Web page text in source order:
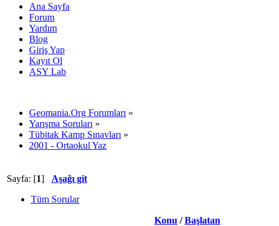
Ana Sayfa
Forum
Yardım
Blog
Giriş Yap
Kayıt Ol
ASY Lab
Geomania.Org Forumları »
Yarışma Soruları »
Tübitak Kamp Sınavları »
2001 - Ortaokul Yaz
Sayfa: [1] Aşağı git
Tüm Sorular
Konu /Başlatan